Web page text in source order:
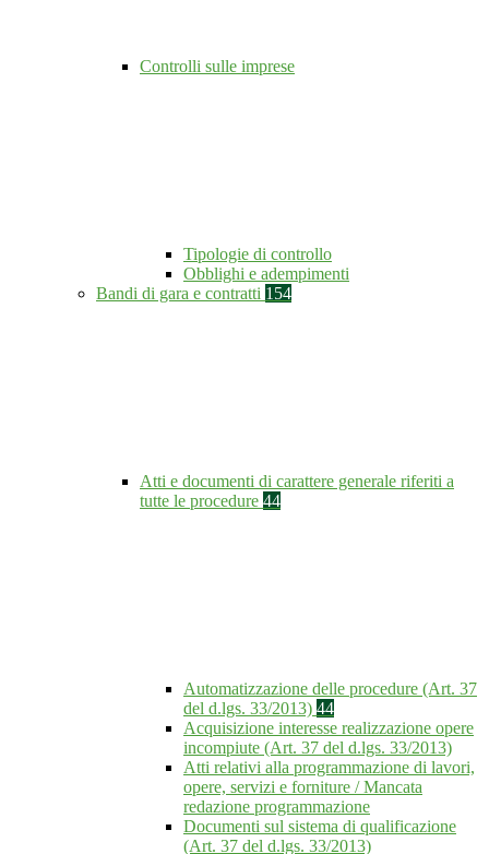
Controlli sulle imprese
Tipologie di controllo
Obblighi e adempimenti
Bandi di gara e contratti 154
Atti e documenti di carattere generale riferiti a
tutte le procedure 44
Automatizzazione delle procedure (Art. 37
del d.lgs. 33/2013) 44
Acquisizione interesse realizzazione opere
incompiute (Art. 37 del d.lgs. 33/2013)
Atti relativi alla programmazione di lavori,
opere, servizi e forniture / Mancata
redazione programmazione
Documenti sul sistema di qualificazione
(Art. 37 del d.lgs. 33/2013)